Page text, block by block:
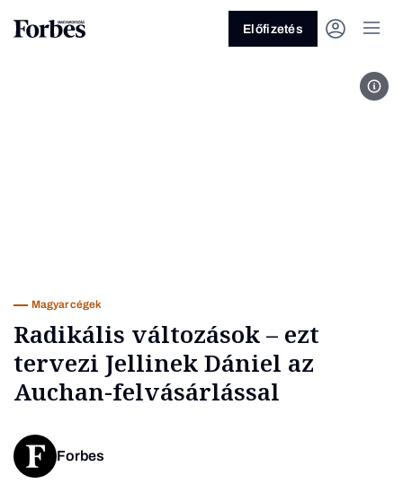
Üzlet
Előfizetés
Magyar cégek
Radikális változások – ezt
tervezi Jellinek Dániel az
Auchan-felvásárlással
Forbes